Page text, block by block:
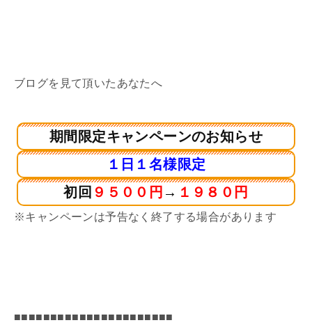
ブログを見て頂いたあなたへ
期間限定キャンペーンのお知らせ
１日１名様限定
初回 ９５００円 → １９８０円
※キャンペーンは予告なく終了する場合があります
■■■■■■■■■■■■■■■■■■■■■■